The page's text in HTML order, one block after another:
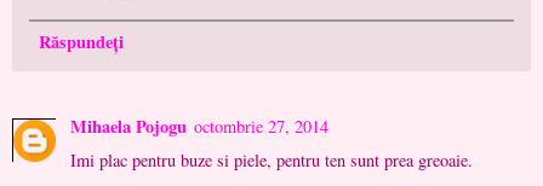
Răspundeți
Mihaela Pojogu octombrie 27, 2014
Imi plac pentru buze si piele, pentru ten sunt prea greoaie.